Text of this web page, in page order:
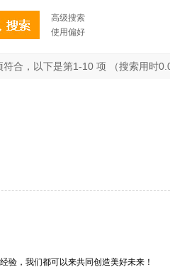
高级搜索
使用偏好
符合，以下是第1-10 项 （搜索用时
验，我们都可以来共同创造美好未来！